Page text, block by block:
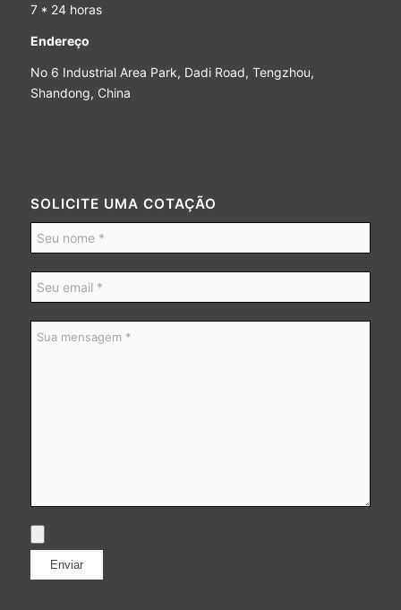
7 * 24 horas
Endereço
No 6 Industrial Area Park, Dadi Road, Tengzhou,
Shandong, China
SOLICITE UMA COTAÇÃO